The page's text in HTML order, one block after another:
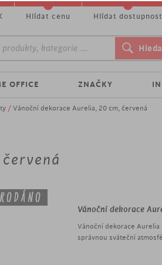
/ Vánoční dekorace Aurelia, 20 cm, červená
Vánoční dekorace
Vánoční dekorace Aurelia
správnou sváteční
OFFICE ZNAČKY
Hlídat cenu Hlídat dostupnost